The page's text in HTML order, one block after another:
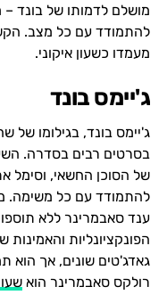
מושלם לדמותו של בונד –
להתמודד עם כל מצב.
מעמדו כשעון איקוני.
ג'יימס בונד
ג'יימס בונד, בגילומו של
בסרטים רבים בסדרה.
של הסוכן החשאי, וסימל
להתמודד עם כל משימה.
ענד סאבמרינר ללא
הפונקציונליות
גאדג'טים שונים, אך הוא
רולקס סאבמרינר הוא